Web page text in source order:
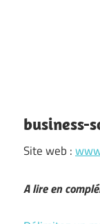
business-
Site web :
A lire en